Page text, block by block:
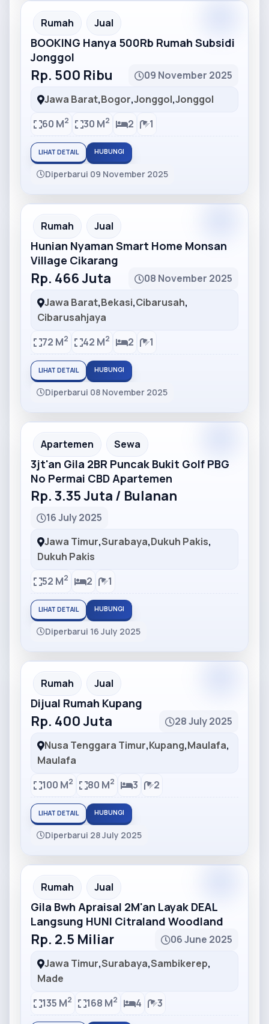
Partner Ad
Rumah Jual
BOOKING Hanya 500Rb Rumah Subsidi
Jonggol
Rp. 500 Ribu
09 November 2025
Jawa Barat,Bogor,Jonggol,Jonggol
60 M2 30 M2 2 1
LIHAT DETAIL HUBUNGI
Diperbarui 09 November 2025
Partner Ad
Rumah Jual
Hunian Nyaman Smart Home Monsan
Village Cikarang
Rp. 466 Juta
08 November 2025
Jawa Barat,Bekasi,Cibarusah,
Cibarusahjaya
72 M2 42 M2 2 1
LIHAT DETAIL HUBUNGI
Diperbarui 08 November 2025
Partner Ad
Apartemen Sewa
3jt'an Gila 2BR Puncak Bukit Golf PBG
No Permai CBD Apartemen
Rp. 3.35 Juta / Bulanan
16 July 2025
Jawa Timur,Surabaya,Dukuh Pakis,
Dukuh Pakis
52 M2 2 1
LIHAT DETAIL HUBUNGI
Diperbarui 16 July 2025
Partner Ad
Rumah Jual
Dijual Rumah Kupang
Rp. 400 Juta
28 July 2025
Nusa Tenggara Timur,Kupang,Maulafa,
Maulafa
100 M2 80 M2 3 2
LIHAT DETAIL HUBUNGI
Diperbarui 28 July 2025
Partner Ad
Rumah Jual
Gila Bwh Apraisal 2M'an Layak DEAL
Langsung HUNI Citraland Woodland
Rp. 2.5 Miliar
06 June 2025
Jawa Timur,Surabaya,Sambikerep,
Made
135 M2 168 M2 4 3